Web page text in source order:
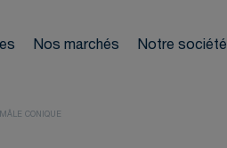
Nos marchés Notre société
CONIQUE